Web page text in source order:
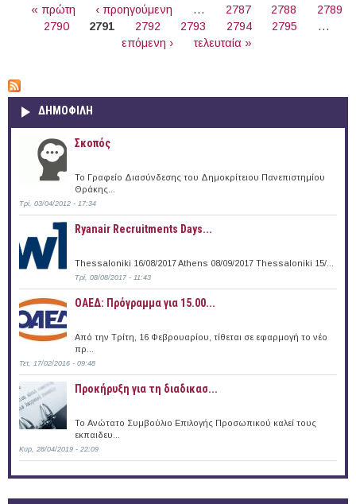
« πρώτη ‹ προηγούμενη … 2787 2788
2789
2790
2791 2792 2793 2794 2795
…
επόμενη ›
τελευταία »
ΔΗΜΟΦΙΛΗ
Σκοπός
Το Γραφείο Διασύνδεσης του Δημοκρίτειου Πανεπιστημίου
Θράκης...
Τρί, 03/04/2012 - 17:34
Ryanair Recruitments Days...
Thessaloniki 16/08/2017 Athens 08/09/2017 Thessaloniki 15/...
Τρί, 08/08/2017 - 11:43
ΟΑΕΔ: Πρόγραμμα για 15.00...
Από την Τρίτη, 16 Φεβρουαρίου, τίθεται σε εφαρμογή το νέο
πρ...
Τετ, 17/02/2016 - 09:48
Προκήρυξη για τη διαδικασ...
Το Ανώτατο Συμβούλιο Επιλογής Προσωπικού καλεί τους
εκπαιδευ...
Κυρ, 28/04/2019 - 22:09